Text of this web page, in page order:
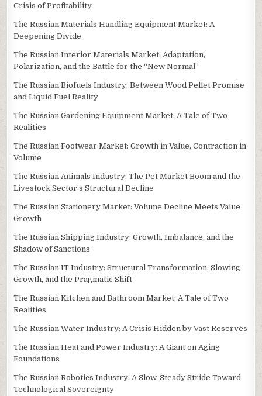
Crisis of Profitability
The Russian Materials Handling Equipment Market: A
Deepening Divide
The Russian Interior Materials Market: Adaptation,
Polarization, and the Battle for the “New Normal”
The Russian Biofuels Industry: Between Wood Pellet Promise
and Liquid Fuel Reality
The Russian Gardening Equipment Market: A Tale of Two
Realities
The Russian Footwear Market: Growth in Value, Contraction in
Volume
The Russian Animals Industry: The Pet Market Boom and the
Livestock Sector’s Structural Decline
The Russian Stationery Market: Volume Decline Meets Value
Growth
The Russian Shipping Industry: Growth, Imbalance, and the
Shadow of Sanctions
The Russian IT Industry: Structural Transformation, Slowing
Growth, and the Pragmatic Shift
The Russian Kitchen and Bathroom Market: A Tale of Two
Realities
The Russian Water Industry: A Crisis Hidden by Vast Reserves
The Russian Heat and Power Industry: A Giant on Aging
Foundations
The Russian Robotics Industry: A Slow, Steady Stride Toward
Technological Sovereignty